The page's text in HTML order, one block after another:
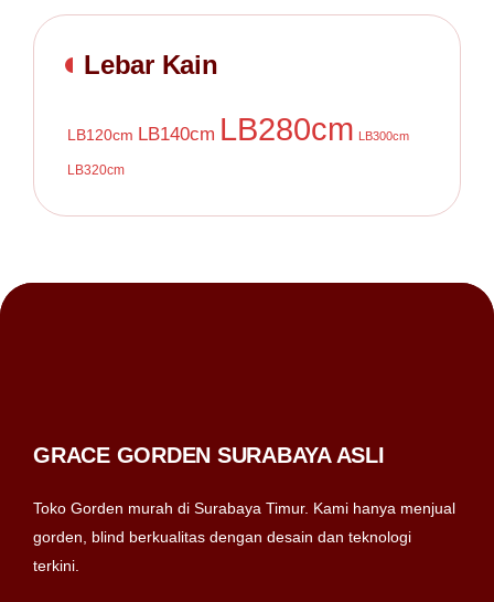
Lebar Kain
LB120cm LB140cm LB280cm LB300cm
LB320cm
GRACE GORDEN SURABAYA ASLI
Toko Gorden murah di Surabaya Timur. Kami hanya menjual
gorden, blind berkualitas dengan desain dan teknologi
terkini.